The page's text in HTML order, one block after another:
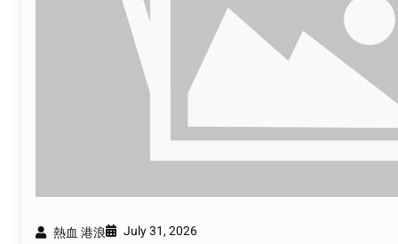
熱血 港浪 July 31, 2026